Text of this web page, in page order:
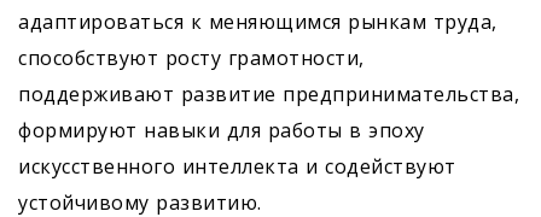
адаптироваться к меняющимся рынкам труда,
способствуют росту грамотности,
поддерживают развитие предпринимательства,
формируют навыки для работы в эпоху
искусственного интеллекта и содействуют
устойчивому развитию.